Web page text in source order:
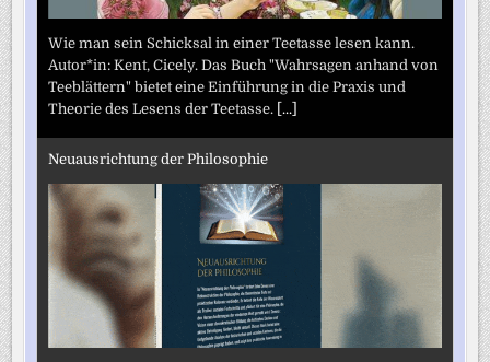
Wie man sein Schicksal in einer Teetasse lesen kann.
Autor*in: Kent, Cicely. Das Buch "Wahrsagen anhand von
Teeblättern" bietet eine Einführung in die Praxis und
Theorie des Lesens der Teetasse. [...]
Neuausrichtung der Philosophie